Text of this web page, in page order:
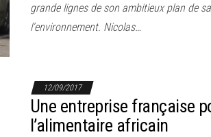
grande lignes de son ambitieux plan de
l’environnement. Nicolas…
12/09/2017
Une entreprise française
l’alimentaire africain